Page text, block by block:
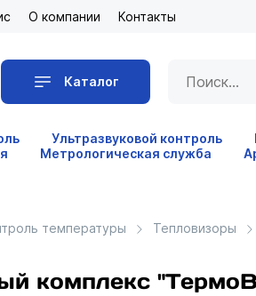
О компании Контакты
Каталог
Ультразвуковой контроль
Метрологическая служба
температуры Тепловизоры
комплекс